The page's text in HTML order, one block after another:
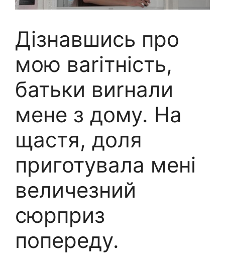
Дізнавшись про
мою ваrітність,
батьки виrнали
мене з дому. На
щастя, доля
приготувала мені
величезний
сюрприз
попереду.